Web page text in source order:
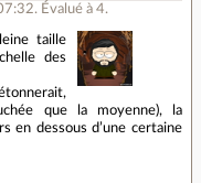
. Évalué à4.
taille
des
que la moyenne), la
en dessous d’une certaine